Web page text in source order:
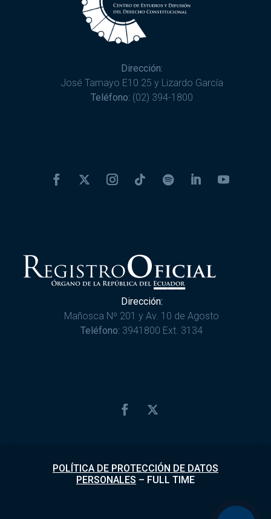
Dirección:
José Tamayo E10 25 y Lizardo García
Teléfono: (02) 394-1800
Dirección:
Mañosca Nº 201 y Av. 10 de Agosto
Teléfono: 3941800 Ext. 3134
POLÍTICA DE PROTECCIÓN DE DATOS
PERSONALES – FULL TIME